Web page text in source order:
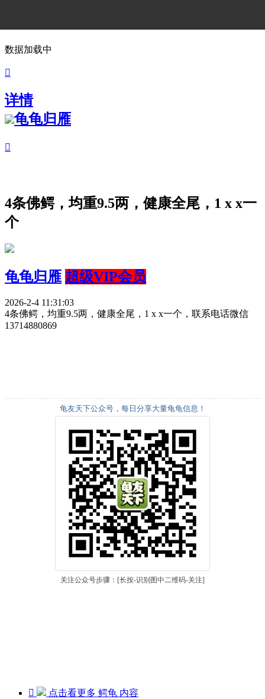
数据加载中

详情
龟龟归雁

4条佛鳄，均重9.5两，健康全尾，1 x x一
个
龟龟归雁 超级VIP会员
2026-2-4 11:31:03
4条佛鳄，均重9.5两，健康全尾，1 x x一个，联系电话微信
13714880869
龟友天下公众号，每日分享大量龟龟信息！
关注公众号步骤：[长按-识别图中二维码-关注]
 点击看更多 鳄龟 内容